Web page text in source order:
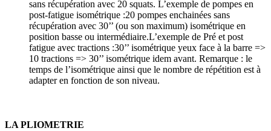
sans récupération avec 20 squats. L’exemple de pompes en
post-fatigue isométrique :20 pompes enchainées sans
récupération avec 30’’ (ou son maximum) isométrique en
position basse ou intermédiaire.L’exemple de Pré et post
fatigue avec tractions :30’’ isométrique yeux face à la barre =>
10 tractions => 30’’ isométrique idem avant. Remarque : le
temps de l’isométrique ainsi que le nombre de répétition est à
adapter en fonction de son niveau.
LA PLIOMETRIE